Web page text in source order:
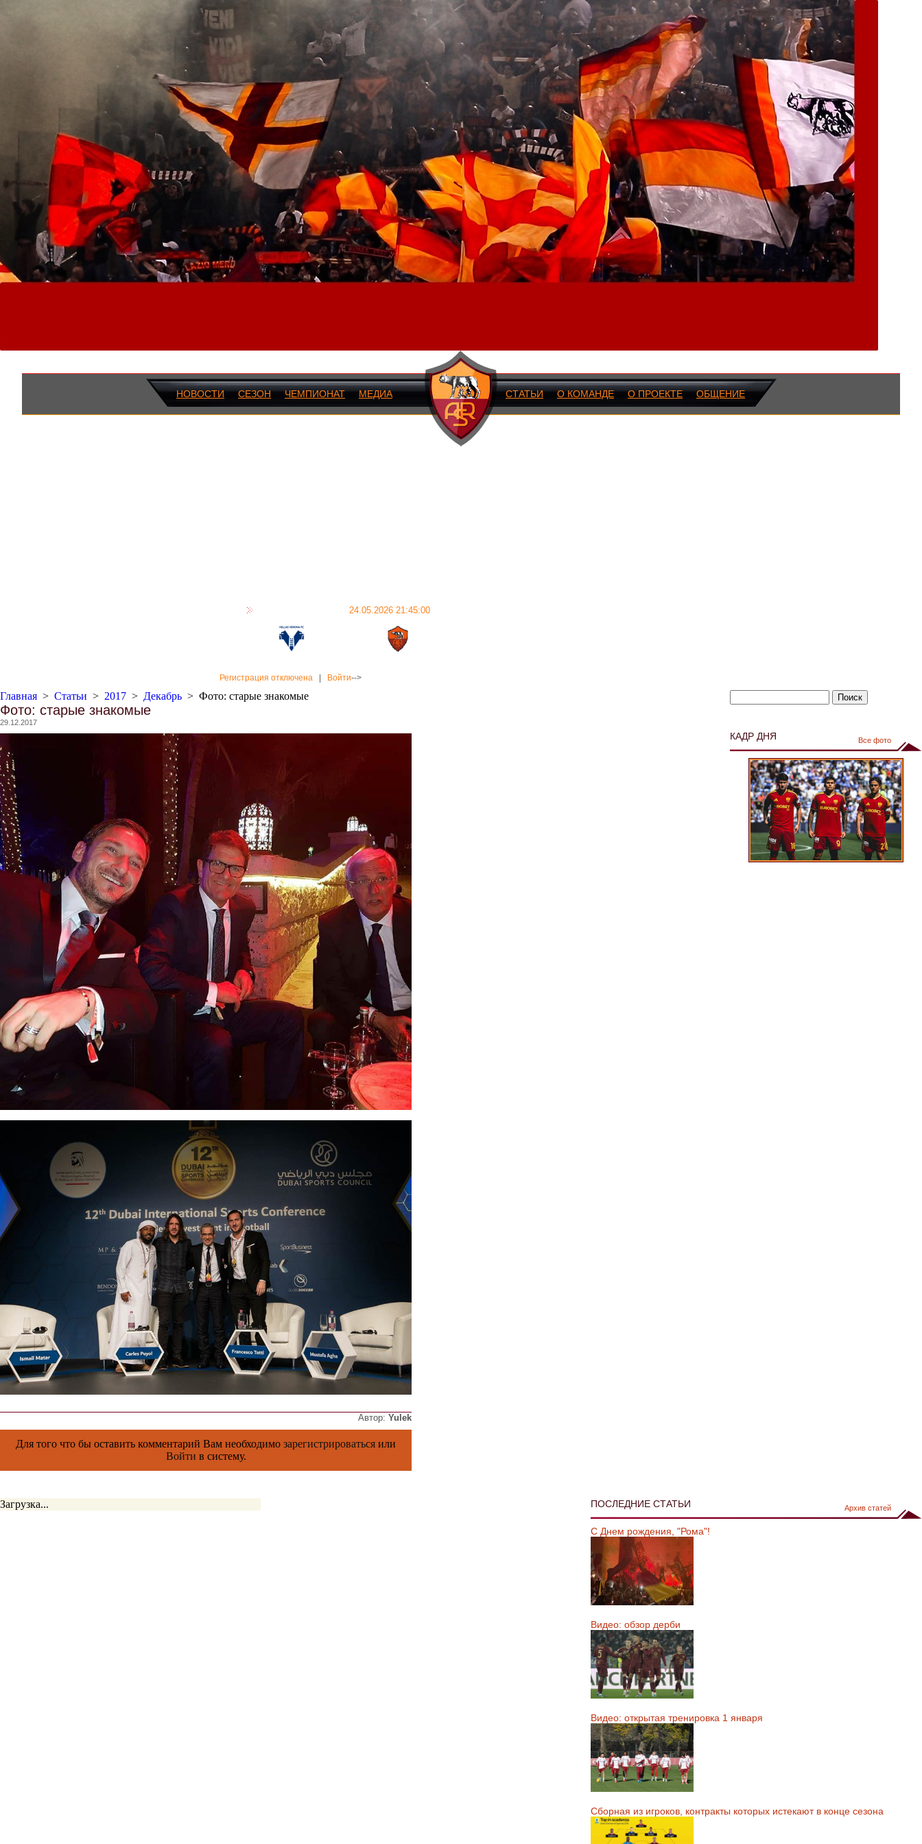
НОВОСТИ СЕЗОН ЧЕМПИОНАТ МЕДИА СТАТЬИ О КОМАНДЕ О ПРОЕКТЕ ОБЩЕНИЕ
24.05.2026 21:45:00
Регистрация отключена Войти-->
Главная > Статьи > 2017 > Декабрь > Фото: старые знакомые
Фото: старые знакомые
29.12.2017
Автор: Yulek
Для того что бы оставить комментарий Вам необходимо зарегистрироваться или
Войти в систему.
КАДР ДНЯ Все фото
Загрузка... ПОСЛЕДНИЕ СТАТЬИ Архив статей
С Днем рождения, "Рома"!
Видео: обзор дерби
Видео: открытая тренировка 1 января
Сборная из игроков, контракты которых истекают в конце сезона